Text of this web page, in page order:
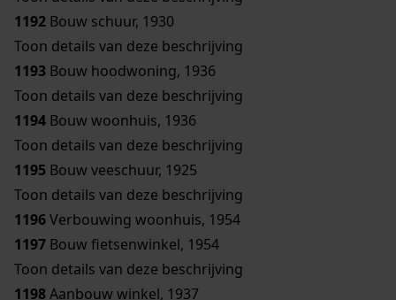
1192 Bouw schuur, 1930
Toon details van deze beschrijving
1193 Bouw hoodwoning, 1936
Toon details van deze beschrijving
1194 Bouw woonhuis, 1936
Toon details van deze beschrijving
1195 Bouw veeschuur, 1925
Toon details van deze beschrijving
1196Verbouwing woonhuis, 1954
1197 Bouw fietsenwinkel, 1954
Toon details van deze beschrijving
1198Aanbouw winkel, 1937